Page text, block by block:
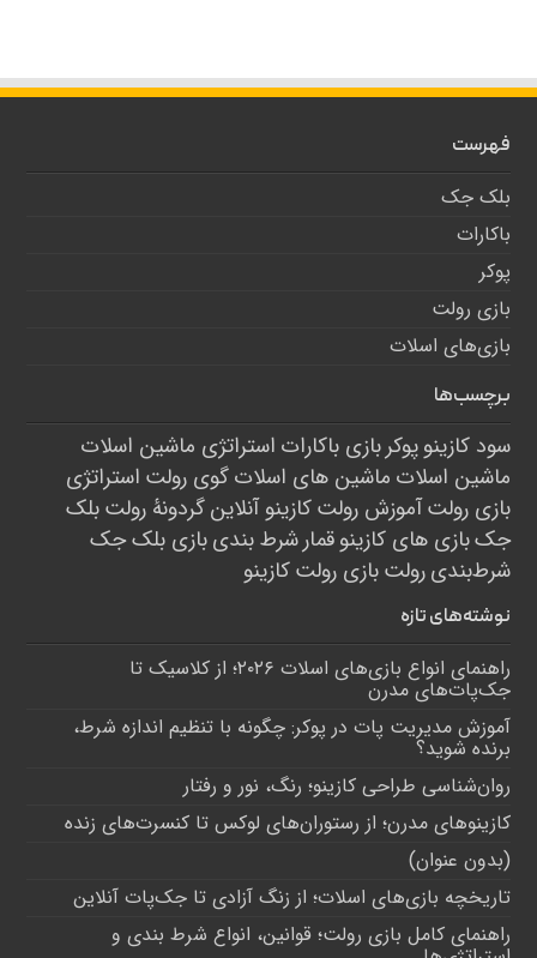
فهرست
بلک جک
باکارات
پوکر
بازی رولت
بازی‌های اسلات
برچسب‌ها
سود کازینوپوکربازی باکارات استراتژی ماشین اسلات
ماشین اسلات ماشین های اسلاتگوی رولت استراتژی
بازی رولتآموزش رولتکازینو آنلاینگردونۀ رولتبلک
جکبازی های کازینوقمارشرط بندیبازی بلک جک
شرط‌بندیرولتبازی رولتکازینو
نوشته‌های تازه
راهنمای انواع بازی‌های اسلات ۲۰۲۶؛ از کلاسیک تا
جک‌پات‌های مدرن
آموزش مدیریت پات در پوکر: چگونه با تنظیم اندازه شرط،
برنده شوید؟
روان‌شناسی طراحی کازینو؛ رنگ، نور و رفتار
کازینوهای مدرن؛ از رستوران‌های لوکس تا کنسرت‌های زنده
(بدون عنوان)
تاریخچه بازی‌های اسلات؛ از زنگ آزادی تا جک‌پات‌ آنلاین
راهنمای کامل بازی رولت؛ قوانین، انواع شرط بندی و